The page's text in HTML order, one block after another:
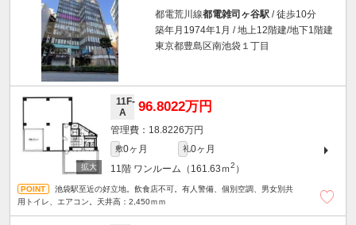
都電荒川線都電雑司ヶ谷駅 / 徒歩10分
築年月1974年1月 / 地上12階建/地下1階建
東京都豊島区南池袋１丁目
11F-
A
96.8022万円
18.8226万円
敷0ヶ月 礼0ヶ月
11階 ワンルーム（161.63ｍ2 ）
池袋駅至近の好立地。飲食店不可。有人警備、個別空調、男女別共
用トイレ、エアコン。天井高：2,450ｍｍ